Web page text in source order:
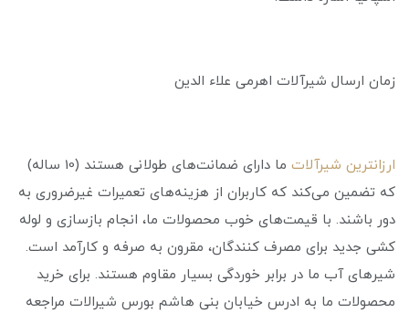
زمان ارسال شیرآلات اهرمی علاء الدین
ارزانترین شیرآلات
ما دارای ضمانت‌های طولانی هستند (10 ساله)
که تضمین می‌کند که کاربران از هزینه‌های تعمیرات غیرضروری به
دور باشند. با قیمت‌های خوب محصولات ما، انجام بازسازی و لوله
کشی جدید برای مصرف کنندگان، مقرون به صرفه و کارآمد است.
شیرهای آب ما در برابر خوردگی بسیار مقاوم هستند. برای خرید
محصولات ما به ادرس خیابان بنی هاشم بورس شیرالات مراجعه